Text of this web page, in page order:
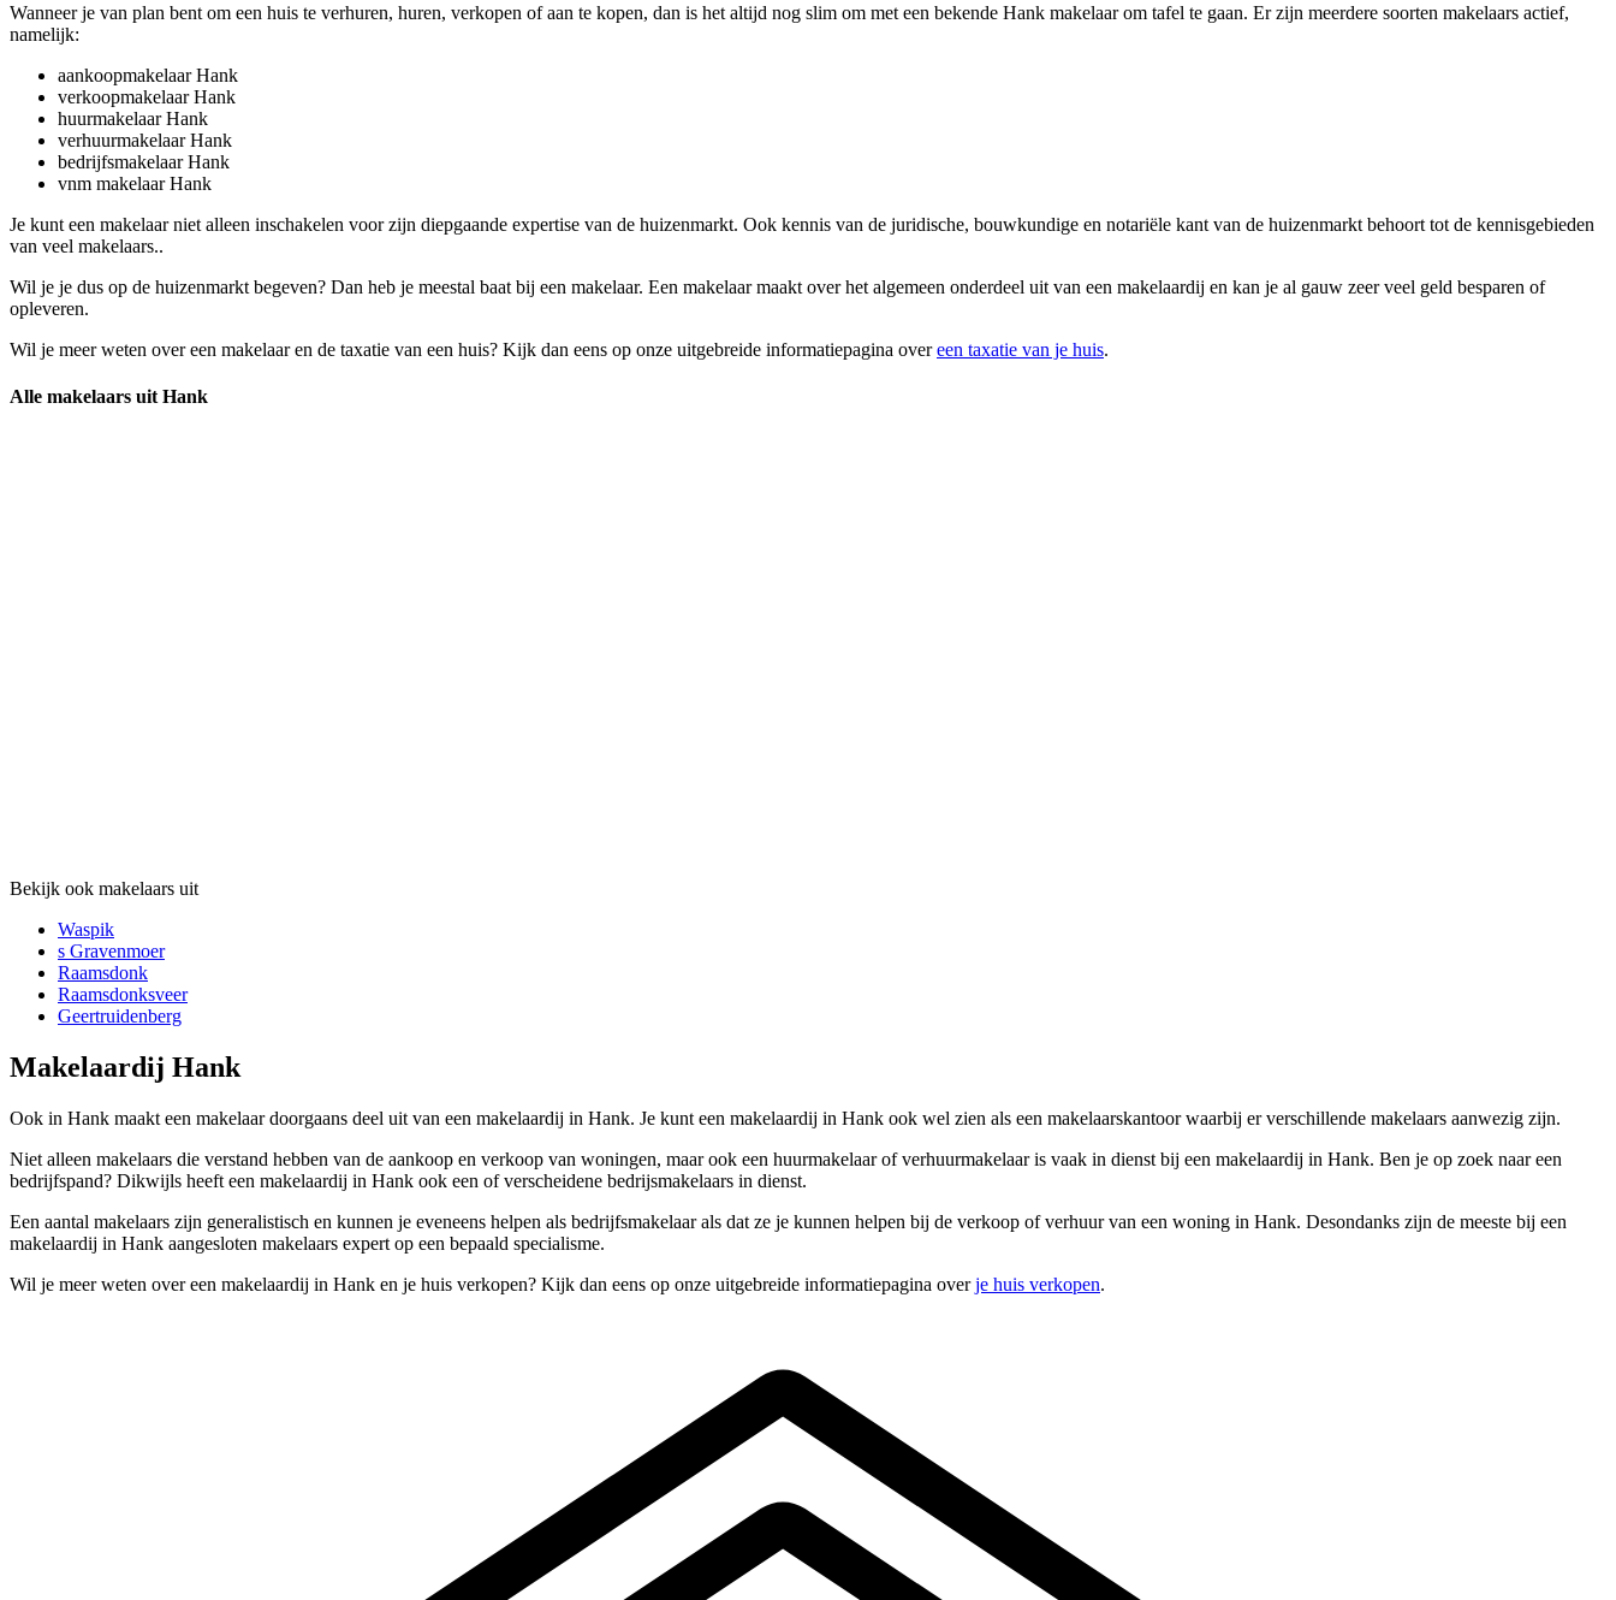
Wanneer je van plan bent om een huis te verhuren, huren, verkopen of aan te kopen, dan is het altijd nog slim om met een bekende Hank makelaar om tafel te gaan. Er zijn meerdere soorten makelaars actief,
namelijk:
aankoopmakelaar Hank
verkoopmakelaar Hank
huurmakelaar Hank
verhuurmakelaar Hank
bedrijfsmakelaar Hank
vnm makelaar Hank
Je kunt een makelaar niet alleen inschakelen voor zijn diepgaande expertise van de huizenmarkt. Ook kennis van de juridische, bouwkundige en notariële kant van de huizenmarkt behoort tot de kennisgebieden
van veel makelaars..
Wil je je dus op de huizenmarkt begeven? Dan heb je meestal baat bij een makelaar. Een makelaar maakt over het algemeen onderdeel uit van een makelaardij en kan je al gauw zeer veel geld besparen of
opleveren.
Wil je meer weten over een makelaar en de taxatie van een huis? Kijk dan eens op onze uitgebreide informatiepagina overeen taxatie van je huis.
Alle makelaars uit Hank
Bekijk ook makelaars uit
Waspik
s Gravenmoer
Raamsdonk
Raamsdonksveer
Geertruidenberg
Makelaardij Hank
Ook in Hank maakt een makelaar doorgaans deel uit van een makelaardij in Hank. Je kunt een makelaardij in Hank ook wel zien als een makelaarskantoor waarbij er verschillende makelaars aanwezig zijn.
Niet alleen makelaars die verstand hebben van de aankoop en verkoop van woningen, maar ook een huurmakelaar of verhuurmakelaar is vaak in dienst bij een makelaardij in Hank. Ben je op zoek naar een
bedrijfspand? Dikwijls heeft een makelaardij in Hank ook een of verscheidene bedrijsmakelaars in dienst.
Een aantal makelaars zijn generalistisch en kunnen je eveneens helpen als bedrijfsmakelaar als dat ze je kunnen helpen bij de verkoop of verhuur van een woning in Hank. Desondanks zijn de meeste bij een
makelaardij in Hank aangesloten makelaars expert op een bepaald specialisme.
Wil je meer weten over een makelaardij in Hank en je huis verkopen? Kijk dan eens op onze uitgebreide informatiepagina overje huis verkopen.